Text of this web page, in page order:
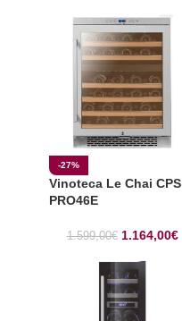
-27%
Vinoteca Le Chai CPS
PRO46E
1.599,00€ 1.164,00€